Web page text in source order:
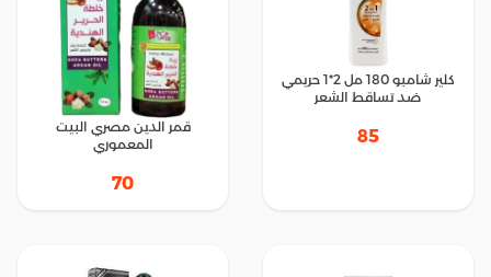
كلير شامبو 180 مل 2*1 حريمي
ضد تساقط الشعر
85
قمر الدين مصري البيت
المعموري
70